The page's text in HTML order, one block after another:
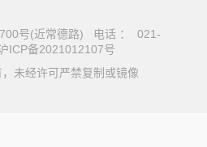
号(近常德路) 电话 ： 021-
ICP备2021012107号
未经许可严禁复制或镜像